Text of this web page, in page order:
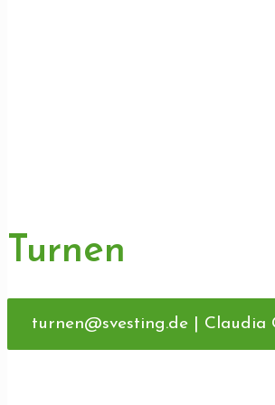
Turnen
turnen@svesting.de | Claudia